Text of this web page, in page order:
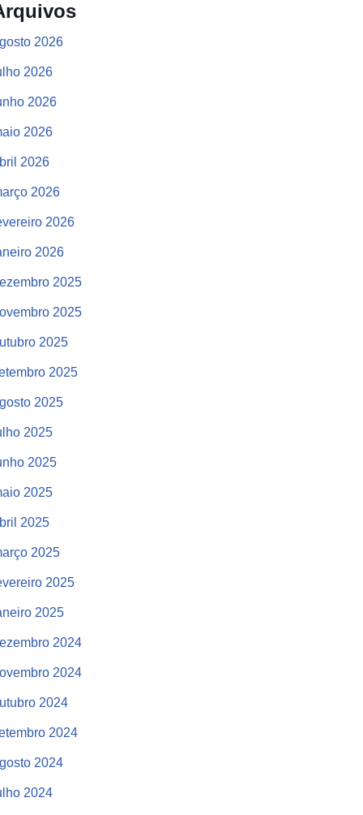
2026
2026
2026
2026
2026
2026
2026
2026
2025
2025
2025
2025
2025
2025
2025
2025
2025
2025
2025
2025
2024
2024
2024
2024
2024
2024